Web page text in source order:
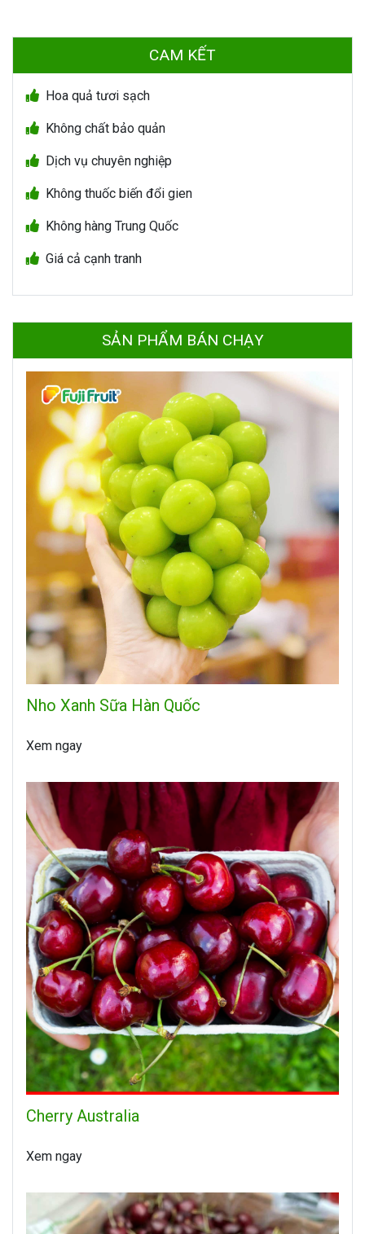
CAM KẾT
Hoa quả tươi sạch
Không chất bảo quản
Dịch vụ chuyên nghiệp
Không thuốc biến đổi gien
Không hàng Trung Quốc
Giá cả cạnh tranh
SẢN PHẨM BÁN CHẠY
Nho Xanh Sữa Hàn Quốc
Xem ngay
Cherry Australia
Xem ngay